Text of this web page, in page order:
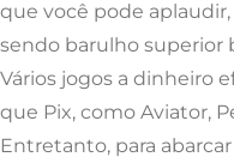
que você pode
sendo barulho superior
Vários jogos a dinheiro
que Pix, como Aviator,
Entretanto, para